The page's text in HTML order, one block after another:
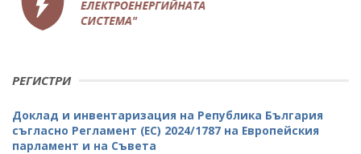
РЕГИСТРИ
Доклад и инвентаризация на Република България
съгласно Регламент (ЕС) 2024/1787 на Европейския
парламент и на Съвета